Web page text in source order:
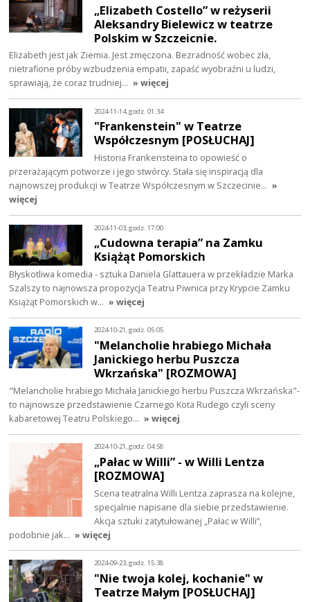
„Elizabeth Costello” w reżyserii
Aleksandry Bielewicz w teatrze
Polskim w Szczeicnie.
Elizabeth jest jak Ziemia. Jest zmęczona. Bezradność wobec zła,
nietrafione próby wzbudzenia empatii, zapaść wyobraźni u ludzi,
sprawiają, że coraz trudniej… » więcej
2024-11-14, godz. 01:34
"Frankenstein" w Teatrze
Współczesnym [POSŁUCHAJ]
Historia Frankensteina to opowieść o
przerażającym potworze i jego stwórcy. Stała się inspiracją dla
najnowszej produkcji w Teatrze Współczesnym w Szczecinie… »
więcej
2024-11-03, godz. 17:00
„Cudowna terapia” na Zamku
Książąt Pomorskich
Błyskotliwa komedia - sztuka Daniela Glattauera w przekładzie Marka
Szalszy to najnowsza propozycja Teatru Piwnica przy Krypcie Zamku
Książąt Pomorskich w… » więcej
2024-10-21, godz. 05:05
"Melancholie hrabiego Michała
Janickiego herbu Puszcza
Wkrzańska" [ROZMOWA]
"Melancholie hrabiego Michała Janickiego herbu Puszcza Wkrzańska"-
to najnowsze przedstawienie Czarnego Kota Rudego czyli sceny
kabaretowej Teatru Polskiego… » więcej
2024-10-21, godz. 04:58
„Pałac w Willi” - w Willi Lentza
[ROZMOWA]
Scena teatralna Willi Lentza zaprasza na kolejne,
specjalnie napisane dla siebie przedstawienie.
Akcja sztuki zatytułowanej „Pałac w Willi”,
podobnie jak… » więcej
2024-09-23, godz. 15:38
"Nie twoja kolej, kochanie" w
Teatrze Małym [POSŁUCHAJ]